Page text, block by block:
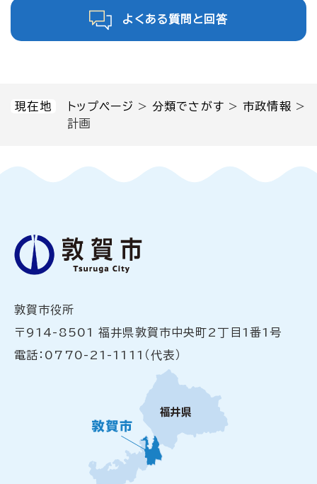
現在地 トップページ >分類でさがす >市政情報 >
計画
よくある質問と回答
敦賀市役所
〒914-8501 福井県敦賀市中央町2丁目1番1号
電話：0770-21-1111（代表）